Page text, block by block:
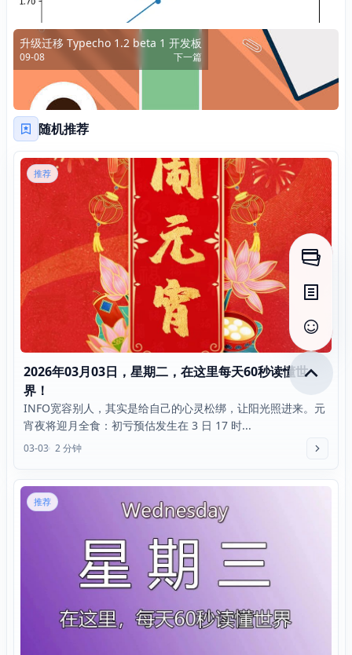
升级迁移 Typecho 1.2 beta 1 开发板
09-08 下一篇
随机推荐
推荐
2026年03月03日，星期二，在这里每天60秒读懂世
界！
INFO宽容别人，其实是给自己的心灵松绑，让阳光照进来。元
宵夜将迎月全食：初亏预估发生在 3 日 17 时...
03-03 2 分钟
推荐
打开侧
打开目
查看评